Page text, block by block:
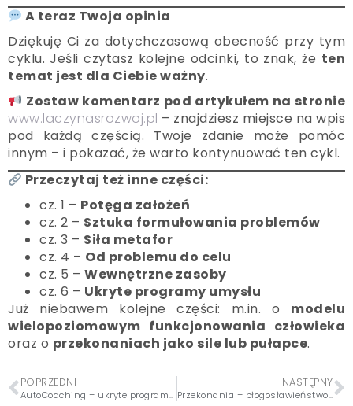
A teraz Twoja opinia
Dziękuję Ci za dotychczasową obecność przy tym
cyklu. Jeśli czytasz kolejne odcinki, to znak, że ten
temat jest dla Ciebie ważny.
Zostaw komentarz pod artykułem na stronie
www.laczynasrozwoj.pl – znajdziesz miejsce na wpis
pod każdą częścią. Twoje zdanie może pomóc
innym – i pokazać, że warto kontynuować ten cykl.
Przeczytaj też inne części:
cz. 1 – Potęga założeń
cz. 2 – Sztuka formułowania problemów
cz. 3 – Siła metafor
cz. 4 – Od problemu do celu
cz. 5 – Wewnętrzne zasoby
cz. 6 – Ukryte programy umysłu
Już niebawem kolejne części: m.in. o modelu
wielopoziomowym funkcjonowania człowieka
oraz o przekonaniach jako sile lub pułapce.
POPRZEDNI
AutoCoaching – ukryte programy umysłu
NASTĘPNY
Przekonania – błogosławieństwo czy przekleństwo?